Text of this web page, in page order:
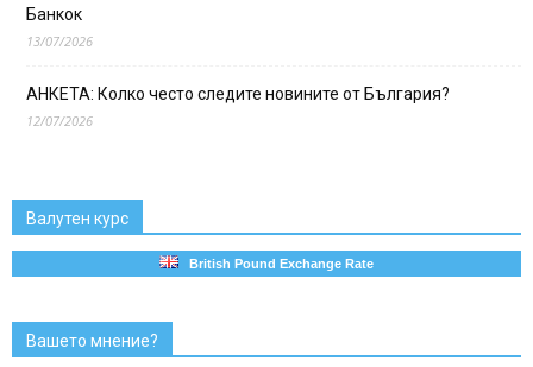
Банкок
13/07/2026
АНКЕТА: Колко често следите новините от България?
12/07/2026
Валутен курс
British Pound Exchange Rate
Вашето мнение?